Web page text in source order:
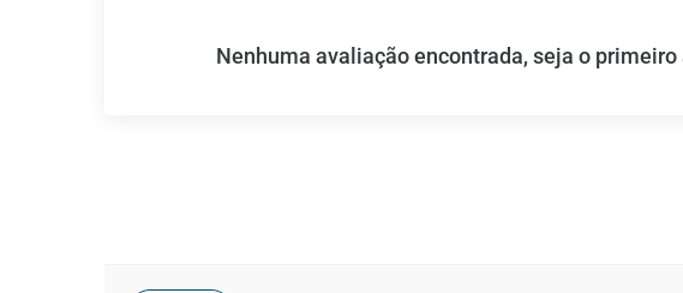
Nenhuma avaliação encontrada, seja o